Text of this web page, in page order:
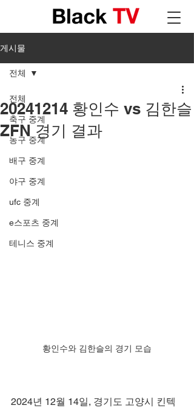
게시물
전체
축구 중계
농구 중계
배구 중계
야구 중계
ufc 중계
e스포츠 중계
테니스 중계
전체
20241214 황인수 vs 김한슬
ZFN 경기 결과
황인수와 김한슬의 경기 모습
2024년 12월 14일, 경기도 고양시 킨텍